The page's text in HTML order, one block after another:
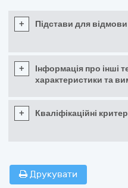
+ Підстави для відмови
+
Інформація про інші
характеристики та
+ Кваліфікаційні
Друкувати